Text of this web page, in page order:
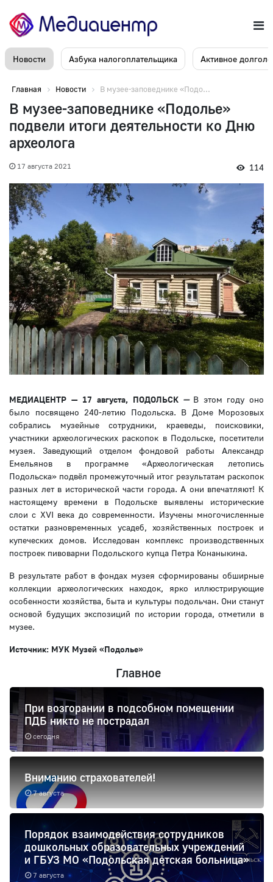
Новости Азбука налогоплательщика Активное
Главная Новости В музее-заповеднике «Подо...
В музее-заповеднике «Подолье»
подвели итоги деятельности ко Дню
археолога
17 августа 2021 114
МЕДИАЦЕНТР — 17 августа, ПОДОЛЬСК — В этом году оно
было посвящено 240-летию Подольска. В Доме Морозовых
собрались музейные сотрудники, краеведы, поисковики,
участники археологических раскопок в Подольске, посетители
музея. Заведующий отделом фондовой работы Александр
Емельянов в программе «Археологическая летопись
Подольска» подвёл промежуточный итог результатам раскопок
разных лет в исторической части города. А они впечатляют! К
настоящему времени в Подольске выявлены исторические
слои с XVI века до современности. Изучены многочисленные
остатки разновременных усадеб, хозяйственных построек и
купеческих домов. Исследован комплекс производственных
построек пивоварни Подольского купца Петра Конаныкина.
В результате работ в фондах музея сформированы обширные
коллекции археологических находок, ярко иллюстрирующие
особенности хозяйства, быта и культуры подольчан. Они станут
основой будущих экспозиций по истории города, отметили в
музее.
Источник: МУК Музей «Подолье»
Главное
сегодня
При возгорании в подсобном помещении
ПДБ никто не пострадал
7 августа
Вниманию страхователей!
7 августа
Порядок взаимодействия сотрудников
дошкольных образовательных учреждений
и ГБУЗ МО «Подольская детская больница»